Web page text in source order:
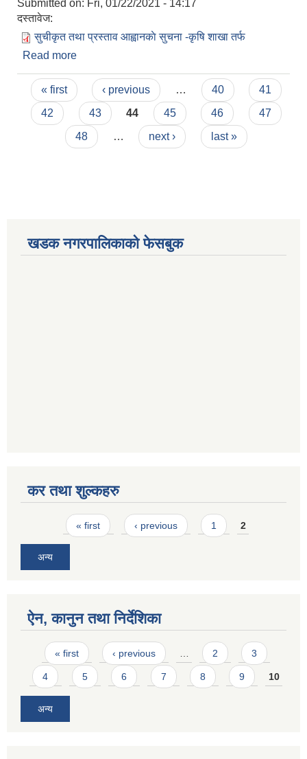
Submitted on: Fri, 01/22/2021 - 14:17
दस्तावेज:
सुचीकृत तथा प्रस्ताव आह्वानकाे सुचना -कृषि शाखा तर्फ
Read more
Pages
« first ‹ previous … 40
41
42
43 44 45 46
47
48
… next › last »
खडक नगरपालिकाको फेसबुक
कर तथा शुल्कहरु
Pages« first ‹ previous 1 2
अन्य
ऐन, कानुन तथा निर्देशिका
Pages
« first ‹ previous … 2 3
4 5 6 7 8 9 10
अन्य